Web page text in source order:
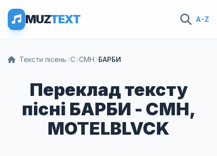
MUZTEXT A-Z
Тексти пісень C CMH БАРБИ
Переклад тексту
пісні БАРБИ - CMH,
MOTELBLVCK